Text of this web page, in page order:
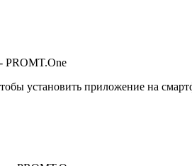
установить приложение на